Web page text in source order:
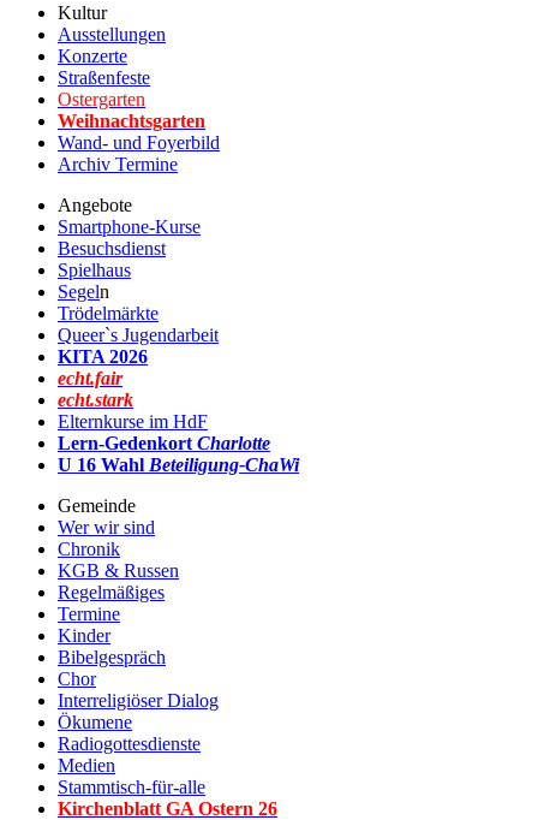
Kultur
Ausstellungen
Konzerte
Straßenfeste
Ostergarten
Weihnachtsgarten
Wand- und Foyerbild
Archiv Termine
Angebote
Smartphone-Kurse
Besuchsdienst
Spielhaus
Segeln
Trödelmärkte
Queer`s Jugendarbeit
KITA 2026
echt.fair
echt.stark
Elternkurse im HdF
Lern-Gedenkort Charlotte
U 16 Wahl Beteiligung-ChaWi
Gemeinde
Wer wir sind
Chronik
KGB & Russen
Regelmäßiges
Termine
Kinder
Bibelgespräch
Chor
Interreligiöser Dialog
Ökumene
Radiogottesdienste
Medien
Stammtisch-für-alle
Kirchenblatt GA Ostern 26